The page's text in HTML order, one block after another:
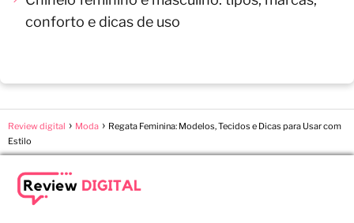
conforto e dicas de uso
Review digital Moda
Regata Feminina: Modelos, Tecidos e Dicas para Usar com
Estilo